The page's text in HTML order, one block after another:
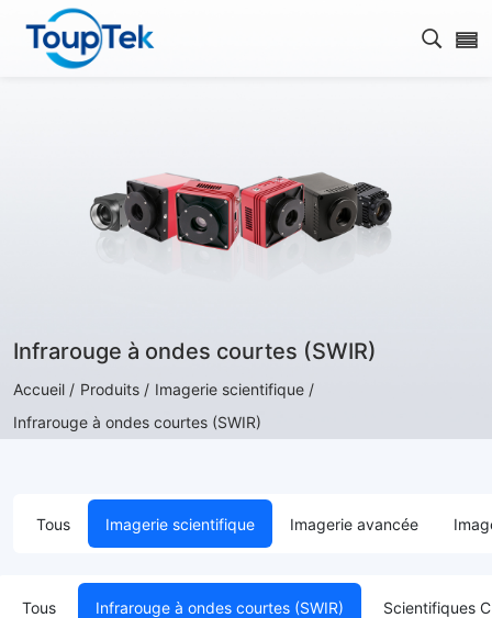
Ouvrir
Infrarouge à ondes courtes (SWIR)
Accueil / Produits / Imagerie scientifique /
Infrarouge à ondes courtes (SWIR)
Tous Imagerie scientifique Imagerie avancée
Tous Infrarouge à ondes courtes (SWIR) Scientifiques